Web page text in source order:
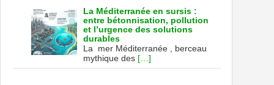
La Méditerranée en sursis :
entre bétonnisation, pollution
et l’urgence des solutions
durables
La mer Méditerranée , berceau
mythique des […]